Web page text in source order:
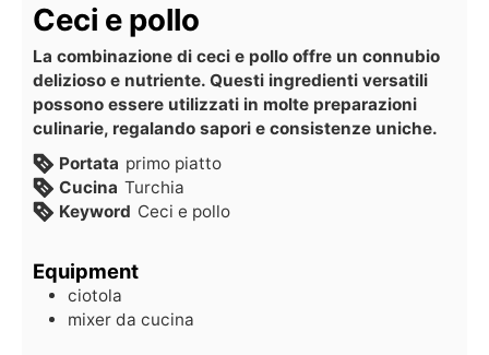
Ceci e pollo
La combinazione di ceci e pollo offre un connubio
delizioso e nutriente. Questi ingredienti versatili
possono essere utilizzati in molte preparazioni
culinarie, regalando sapori e consistenze uniche.
Portata primo piatto
Cucina Turchia
Keyword Ceci e pollo
Equipment
ciotola
mixer da cucina